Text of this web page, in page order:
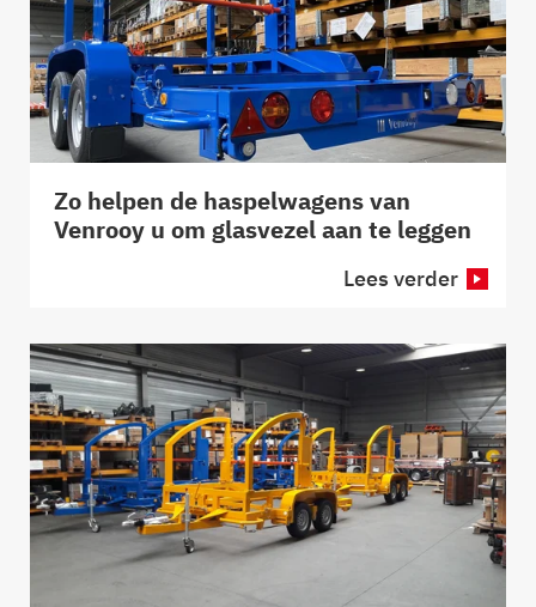
Zo helpen de haspelwagens van
Venrooy u om glasvezel aan te leggen
Lees verder